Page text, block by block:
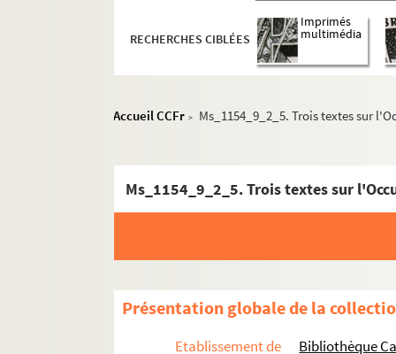
RECHERCHES CIBLÉES
Imprimés
multimédia
Accueil CCFr > Ms_1154_9_2_5. Trois textes sur
Ms_1154_9_2_5. Trois textes sur
Présentation globale de la
Etablissement de
Bibliothèque